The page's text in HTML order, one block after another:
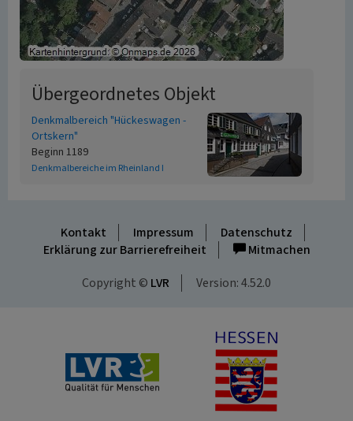
Übergeordnetes Objekt
Denkmalbereich "Hückeswagen -
Ortskern"
Beginn 1189
Denkmalbereiche im Rheinland I
Kontakt Impressum
Datenschutz
Erklärung zur Barrierefreiheit
Mitmachen
Copyright © LVR Version: 4.52.0